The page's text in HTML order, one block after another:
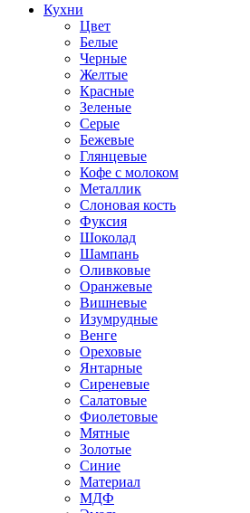
Кухни
Цвет
Белые
Черные
Желтые
Красные
Зеленые
Серые
Бежевые
Глянцевые
Кофе с молоком
Металлик
Слоновая кость
Фуксия
Шоколад
Шампань
Оливковые
Оранжевые
Вишневые
Изумрудные
Венге
Ореховые
Янтарные
Сиреневые
Салатовые
Фиолетовые
Мятные
Золотые
Синие
Материал
МДФ